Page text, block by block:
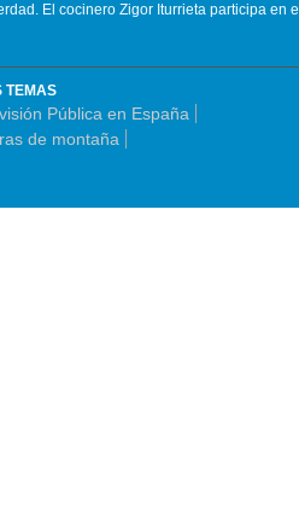
El cocinero Zigor Iturrieta participa en el
TEMAS
Pública en España
de montaña